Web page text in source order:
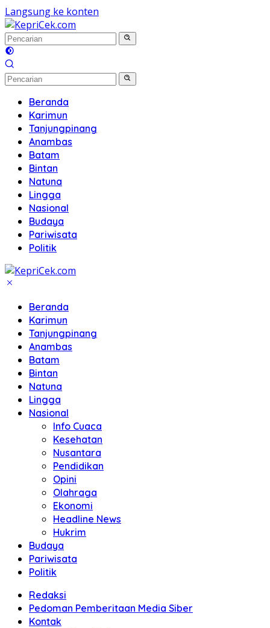
Langsung ke konten
Beranda
Karimun
Tanjungpinang
Anambas
Batam
Bintan
Natuna
Lingga
Nasional
Budaya
Pariwisata
Politik
Beranda
Karimun
Tanjungpinang
Anambas
Batam
Bintan
Natuna
Lingga
Nasional
Info Cuaca
Kesehatan
Nusantara
Pendidikan
Opini
Olahraga
Ekonomi
Headline News
Hukrim
Budaya
Pariwisata
Politik
Redaksi
Pedoman Pemberitaan Media Siber
Kontak